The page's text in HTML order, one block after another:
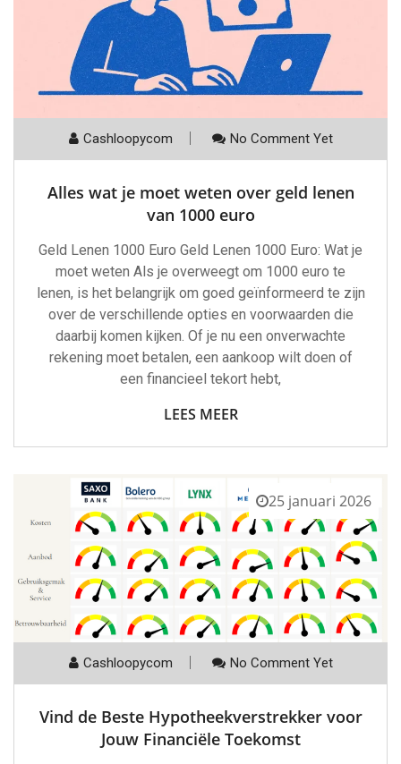
Cashloopycom No Comment Yet
Alles wat je moet weten over geld lenen
van 1000 euro
Geld Lenen 1000 Euro Geld Lenen 1000 Euro: Wat je
moet weten Als je overweegt om 1000 euro te
lenen, is het belangrijk om goed geïnformeerd te zijn
over de verschillende opties en voorwaarden die
daarbij komen kijken. Of je nu een onverwachte
rekening moet betalen, een aankoop wilt doen of
een financieel tekort hebt,
LEES MEER
25 januari 2026
Cashloopycom No Comment Yet
Vind de Beste Hypotheekverstrekker voor
Jouw Financiële Toekomst